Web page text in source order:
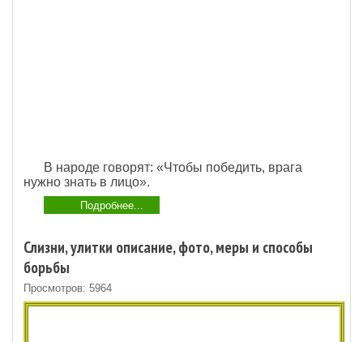
В народе говорят: «Чтобы победить, врага
нужно знать в лицо».
Подробнее...
Слизни, улитки описание, фото, меры и способы
борьбы
Просмотров: 5964